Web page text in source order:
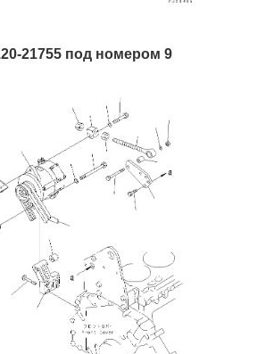
21755 под номером 9